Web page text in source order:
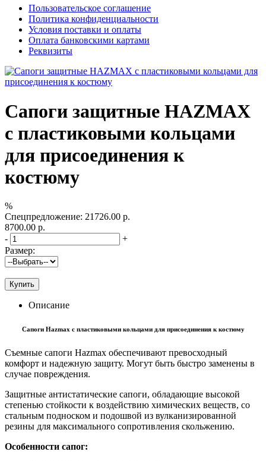
Пользовательское соглашение
Политика конфиденциальности
Условия поставки и оплаты
Оплата банковскими картами
Реквизиты
Сапоги защитные HAZMAX
с пластиковыми кольцами
для присоединения к
костюму
%
Спецпредложение: 21726.00 р.
8700.00 р.
-
+
Размер:
Купить
Описание
Сапоги Hazmax с пластиковыми кольцами для присоединения к костюму
Съемные сапоги Hazmax обеспечивают превосходный
комфорт и надежную защиту. Могут быть быстро заменены в
случае повреждения.
Защитные антистатические сапоги, обладающие высокой
степенью стойкости к воздействию химических веществ, со
стальным подноском и подошвой из вулканизированной
резины для максимального сопротивления скольжению.
Особенности сапог: